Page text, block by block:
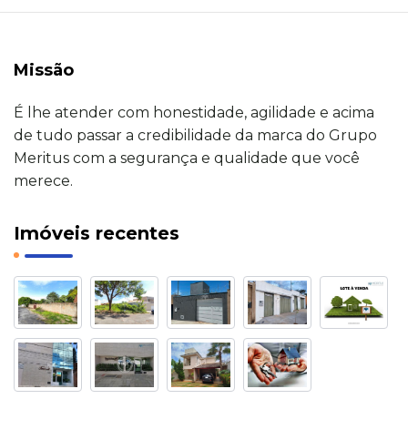
Missão
É lhe atender com honestidade, agilidade e acima
de tudo passar a credibilidade da marca do Grupo
Meritus com a segurança e qualidade que você
merece.
Imóveis recentes